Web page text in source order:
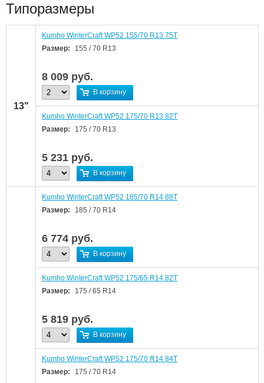
Типоразмеры
13"
Kumho WinterCraft WP52 155/70 R13 75T
Размер:
155 / 70 R13
8 009 руб.
В корзину
Kumho WinterCraft WP52 175/70 R13 82T
Размер:
175 / 70 R13
5 231 руб.
В корзину
Kumho WinterCraft WP52 185/70 R14 88T
Размер:
185 / 70 R14
6 774 руб.
В корзину
Kumho WinterCraft WP52 175/65 R14 82T
Размер:
175 / 65 R14
5 819 руб.
В корзину
Kumho WinterCraft WP52 175/70 R14 84T
Размер:
175 / 70 R14